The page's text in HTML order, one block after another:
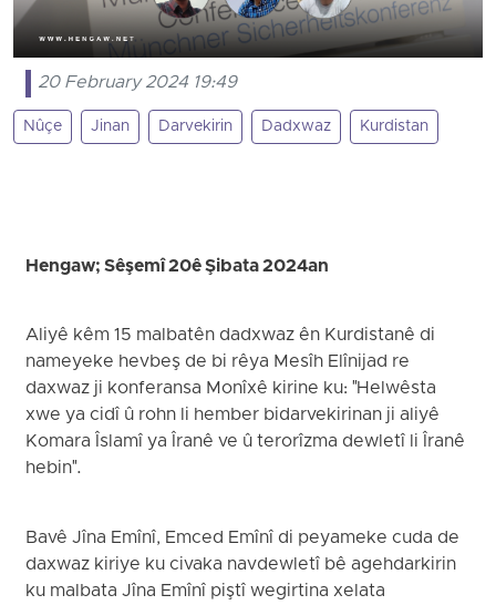
20 February 2024 19:49
Nûçe Jinan Darvekirin Dadxwaz Kurdistan
Hengaw; Sêşemî 20ê Şibata 2024an
Aliyê kêm 15 malbatên dadxwaz ên Kurdistanê di
nameyeke hevbeş de bi rêya Mesîh Elînijad re
daxwaz ji konferansa Monîxê kirine ku: "Helwêsta
xwe ya cidî û rohn li hember bidarvekirinan ji aliyê
Komara Îslamî ya Îranê ve û terorîzma dewletî li Îranê
hebin".
Bavê Jîna Emînî, Emced Emînî di peyameke cuda de
daxwaz kiriye ku civaka navdewletî bê agehdarkirin
ku malbata Jîna Emînî piştî wegirtina xelata